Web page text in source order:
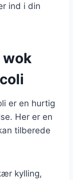
ind i din
wok
er en hurtig
Her er en
tilberede
kylling,